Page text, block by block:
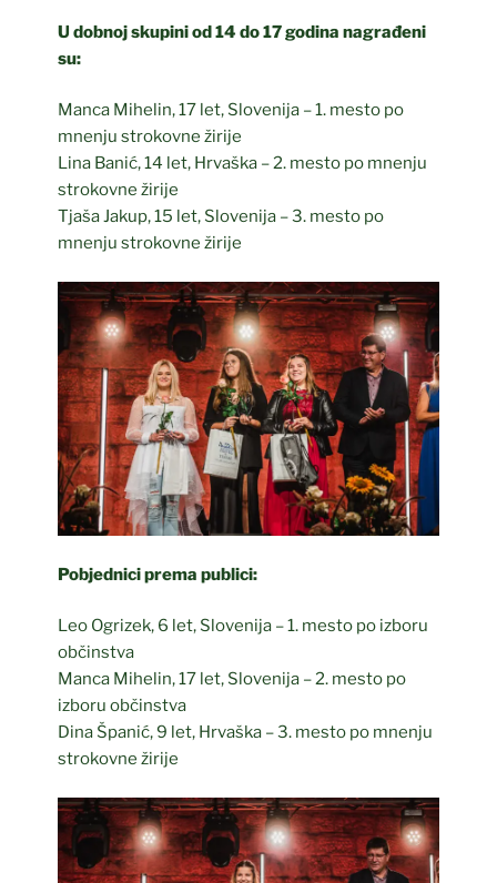
U dobnoj skupini od 14 do 17 godina nagrađeni
su:
Manca Mihelin, 17 let, Slovenija – 1. mesto po
mnenju strokovne žirije
Lina Banić, 14 let, Hrvaška – 2. mesto po mnenju
strokovne žirije
Tjaša Jakup, 15 let, Slovenija – 3. mesto po
mnenju strokovne žirije
Pobjednici prema publici:
Leo Ogrizek, 6 let, Slovenija – 1. mesto po izboru
občinstva
Manca Mihelin, 17 let, Slovenija – 2. mesto po
izboru občinstva
Dina Španić, 9 let, Hrvaška – 3. mesto po mnenju
strokovne žirije